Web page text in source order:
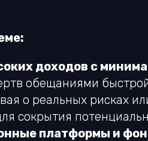
доходов с
обещаниями
о реальных рисках
сокрытия
платформы и